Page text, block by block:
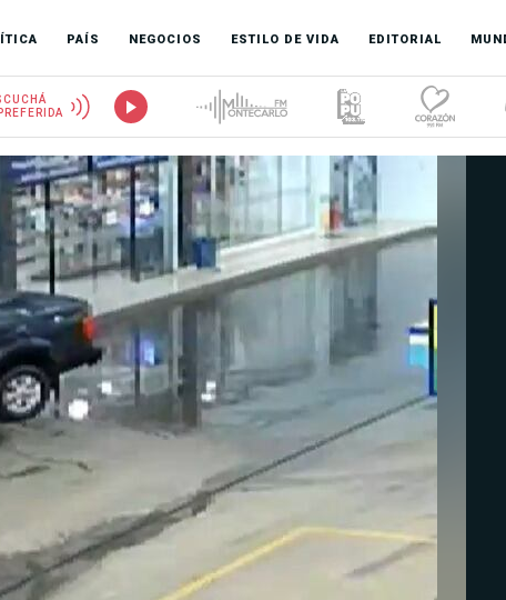
PAÍS NEGOCIOS ESTILO DE VIDA EDITORIAL
PREFERIDA